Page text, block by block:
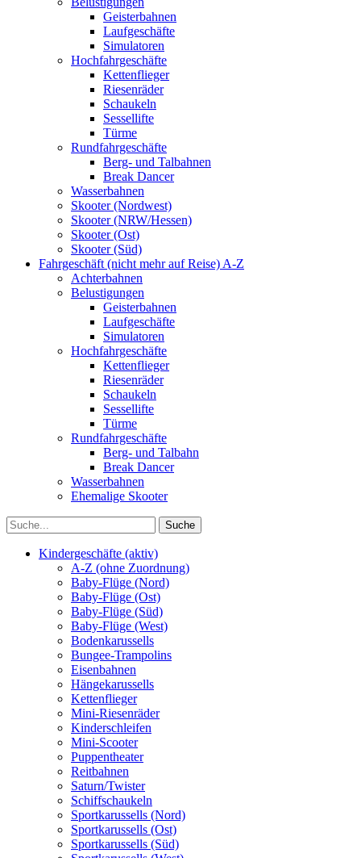
Geisterbahnen
Laufgeschäfte
Simulatoren
Hochfahrgeschäfte
Kettenflieger
Riesenräder
Schaukeln
Sessellifte
Türme
Rundfahrgeschäfte
Berg- und Talbahnen
Break Dancer
Wasserbahnen
Skooter (Nordwest)
Skooter (NRW/Hessen)
Skooter (Ost)
Skooter (Süd)
Fahrgeschäft (nicht mehr auf Reise) A-Z
Achterbahnen
Belustigungen
Geisterbahnen
Laufgeschäfte
Simulatoren
Hochfahrgeschäfte
Kettenflieger
Riesenräder
Schaukeln
Sessellifte
Türme
Rundfahrgeschäfte
Berg- und Talbahn
Break Dancer
Wasserbahnen
Ehemalige Skooter
Kindergeschäfte (aktiv)
A-Z (ohne Zuordnung)
Baby-Flüge (Nord)
Baby-Flüge (Ost)
Baby-Flüge (Süd)
Baby-Flüge (West)
Bodenkarussells
Bungee-Trampolins
Eisenbahnen
Hängekarussells
Kettenflieger
Mini-Riesenräder
Kinderschleifen
Mini-Scooter
Puppentheater
Reitbahnen
Saturn/Twister
Schiffschaukeln
Sportkarussells (Nord)
Sportkarussells (Ost)
Sportkarussells (Süd)